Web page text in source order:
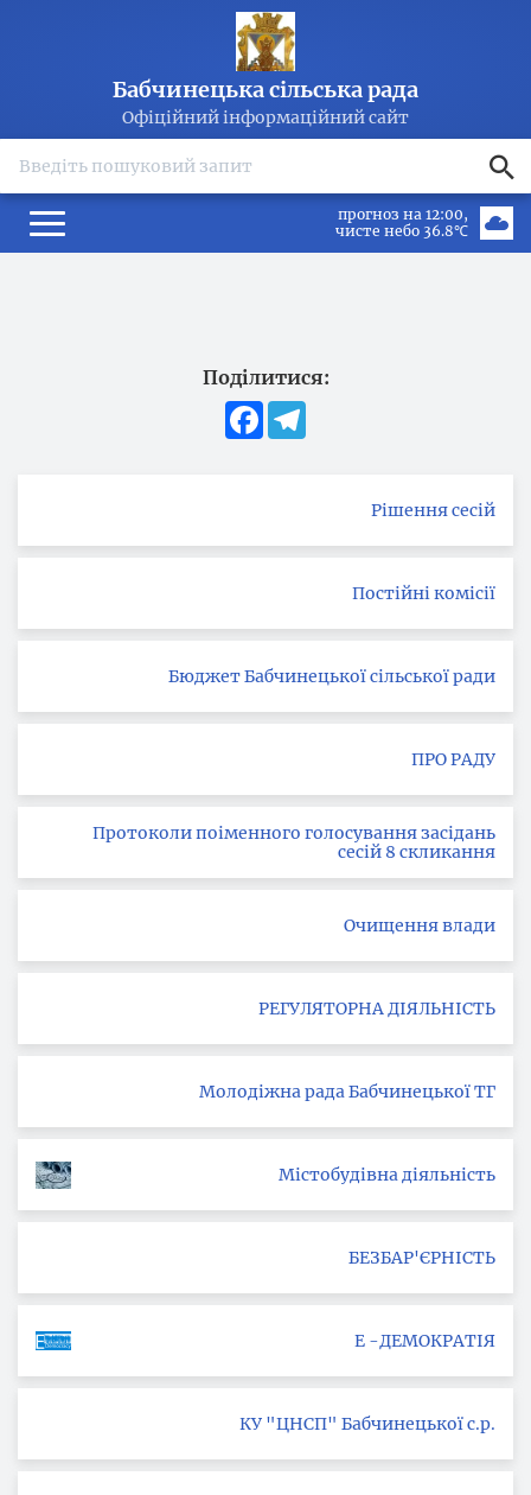
Бабчинецька сільська рада
Офіційний інформаційний сайт
прогноз на 12:00
чисте небо 36.8℃
Поділитися:
Facebook
Рішення сесій
Постійні комісії
Бюджет Бабчинецької сільської ради
ПРО РАДУ
Протоколи поіменного голосування засідань
сесій 8 скликання
Очищення влади
РЕГУЛЯТОРНА ДІЯЛЬНІСТЬ
Молодіжна рада Бабчинецької ТГ
Містобудівна діяльність
БЕЗБАР'ЄРНІСТЬ
Е -ДЕМОКРАТІЯ
КУ "ЦНСП" Бабчинецької с.р.